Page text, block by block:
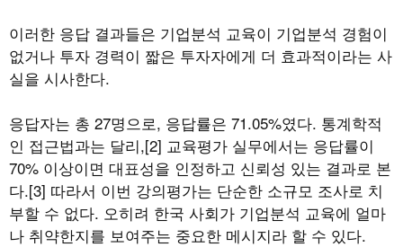
이러한 응답 결과들은 기업분석 교육이 기업분석 경험이
없거나 투자 경력이 짧은 투자자에게 더 효과적이라는 사
실을 시사한다.
응답자는 총 27명으로, 응답률은 71.05%였다. 통계학적
인 접근법과는 달리,[2] 교육평가 실무에서는 응답률이
70% 이상이면 대표성을 인정하고 신뢰성 있는 결과로 본
다.[3] 따라서 이번 강의평가는 단순한 소규모 조사로 치
부할 수 없다. 오히려 한국 사회가 기업분석 교육에 얼마
나 취약한지를 보여주는 중요한 메시지라 할 수 있다.